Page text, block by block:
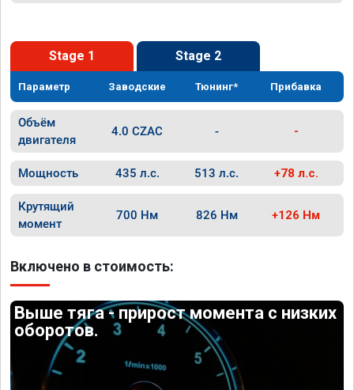
Stage 1 Stage 2
Параметр Заводские Тюнинг* Прибавка
Объём
двигателя
4.0 CZAC - -
Мощность 435 л.с. 513 л.с. +78 л.с.
Крутящий
момент
700 Нм 826 Нм +126 Нм
Включено в стоимость:
Выше тяга - прирост момента с низких
оборотов.